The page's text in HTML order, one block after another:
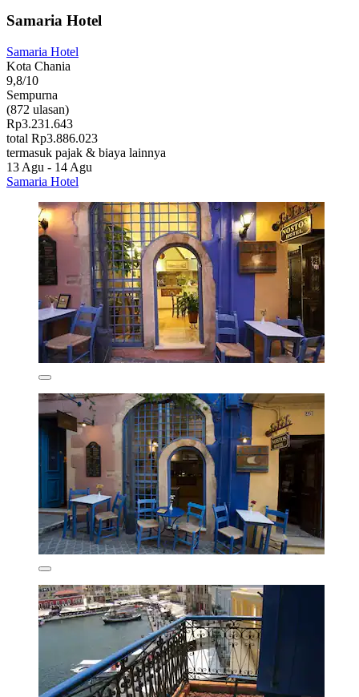
Samaria Hotel
Samaria Hotel
Kota Chania
9,8/10
Sempurna
(872 ulasan)
Rp3.231.643
total Rp3.886.023
termasuk pajak & biaya lainnya
13 Agu - 14 Agu
Samaria Hotel